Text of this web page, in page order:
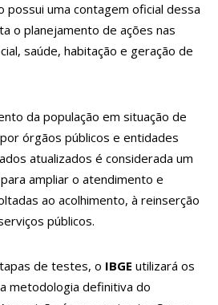
19 nesta semana em Manaus
pagamento de indenizações do Anel
Viário Leste
3,3 milhões de inscrições confirmadas
agora:
de 20% do território perdido em
Sievierodonetsk
em Manaus
a 6.705 famílias o direito de uso da terra
de Conservação Estaduais
Cultural para o domingo do Dia
na cidade de Manaus.
possui uma contagem oficial dessa
o planejamento de ações nas
saúde, habitação e geração de
da população em situação de
órgãos públicos e entidades
atualizados é considerada um
ampliar o atendimento e
ao acolhimento, à reinserção
públicos.
de testes, o IBGE utilizará os
metodologia definitiva do